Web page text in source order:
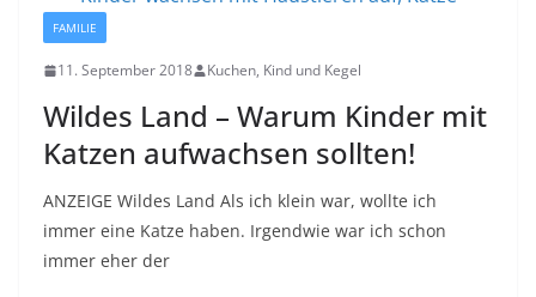
FAMILIE
11. September 2018 Kuchen, Kind und Kegel
Wildes Land – Warum Kinder mit
Katzen aufwachsen sollten!
ANZEIGE Wildes Land Als ich klein war, wollte ich
immer eine Katze haben. Irgendwie war ich schon
immer eher der